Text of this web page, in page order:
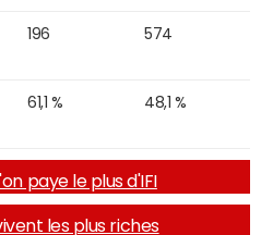
196 574
61,1 % 48,1 %
paye le plus d'IFI
les plus riches